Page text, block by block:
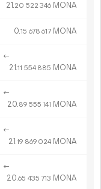
21.20 522 346 MONA
0.15 678 617 MONA
←
21.11 554 885 MONA
←
20.89 555 141 MONA
←
21.19 869 024 MONA
←
20.65 435 713 MONA